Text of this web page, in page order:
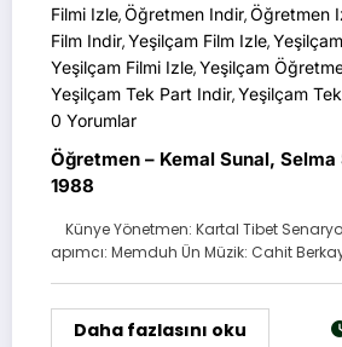
Filmi Izle,Öğretmen Indir,Öğretmen
Film Indir,Yeşilçam Film Izle,
Yeşilçam Filmi Izle,Yeşilçam
Yeşilçam Tek Part Indir,Yeşilçam
0 Yorumlar
Öğretmen – Kemal Sunal, Selma
1988
Künye Yönetmen: Kartal Tibet
apımcı: Memduh Ün Müzik: Cahit
Daha fazlasını oku